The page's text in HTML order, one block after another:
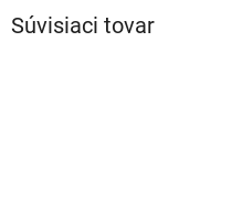
Súvisiaci tovar